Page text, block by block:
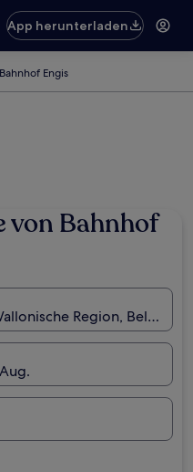
App herunterladen
Engis
von Bahnhof
Region, Belgien